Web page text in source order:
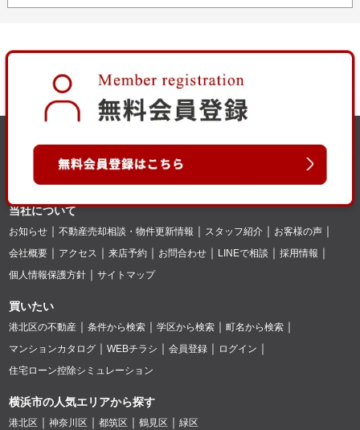
当社について
お知らせ 不動産売却相談・物件更新情報 スタッフ紹介
お客様の声
会社概要
アクセス 来店予約 お問合わせ LINEで相談
採用情報
個人情報保護方針
サイトマップ
買いたい
港北区の不動産 条件から検索 学区から検索
町名から検索
マンションカタログ
WEBチラシ 会員登録
ログイン
住宅ローン控除シミュレーション
横浜市の人気エリアから探す
港北区 神奈川区 都筑区 鶴見区 緑区